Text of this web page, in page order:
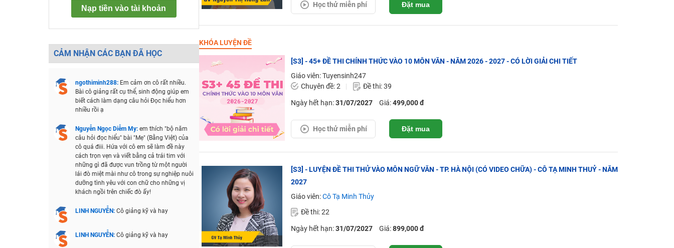
Nạp tiền vào tài khoản
CẢM NHẬN CÁC BẠN ĐÃ HỌC
ngothiminh288: Em cảm ơn cô rất nhiều.
Bài cô giảng rất cụ thể, sinh động giúp em
biết cách làm dạng câu hỏi Đọc hiểu hơn
nhiều rồi ạ
Nguyễn Ngọc Diễm My: em thích "bộ năm
câu hỏi đọc hiểu" bài "Mẹ" (Bằng Việt) của
cô quá điii. Hứa với cô em sẽ làm đề này
cách trọn vẹn và viết bằng cả trái tim với
những gì đã được vun trồng từ một người
lái đò miệt mài như cô trong sự nghiệp nuôi
dưỡng tình yêu với con chữ cho những vị
khách ngồi trên chiếc đò ấy!
LINH NGUYỄN: Cô giảng kỹ và hay
LINH NGUYỄN: Cô giảng kỹ và hay
Học thử miễn phí Đặt mua
KHÓA LUYỆN ĐỀ
[S3] - 45+ ĐỀ THI CHÍNH THỨC VÀO 10 MÔN VĂN - NĂM 2026 - 2027 - CÓ LỜI GIẢI CHI TIẾT
Giáo viên: Tuyensinh247
Chuyên đề: 2
Đề thi: 39
Ngày hết hạn:31/07/2027 Giá:499,000 đ
Học thử miễn phí Đặt mua
[S3] - LUYỆN ĐỀ THI THỬ VÀO MÔN NGỮ VĂN - TP. HÀ NỘI (CÓ VIDEO CHỮA) - CÔ TẠ MINH THUỶ - NĂM
2027
Giáo viên:Cô Tạ Minh Thủy
Đề thi: 22
Ngày hết hạn:31/07/2027 Giá:899,000 đ